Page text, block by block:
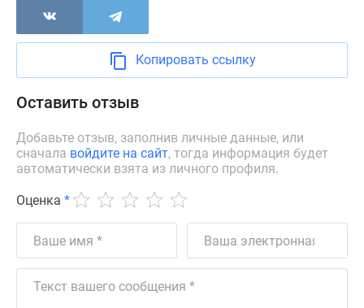
Апартаменты
#траншевая
ипотека
скидками
41%
Видео
новостроек
Субсидированная
Копировать ссылку
Оставить отзыв
Добавьте отзыв, заполнив личные данные, или
сначала войдите на сайт, тогда информация будет
автоматически взята из личного профиля.
Оценка *